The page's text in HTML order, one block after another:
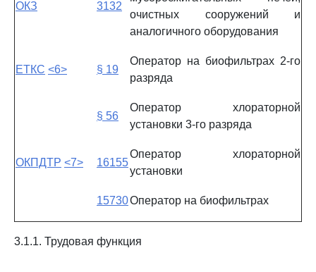
ОКЗ 3132
очистных сооружений и
аналогичного оборудования
ЕТКС <6> § 19
Оператор на биофильтрах 2-го
разряда
§ 56
Оператор хлораторной
установки 3-го разряда
ОКПДТР <7> 16155
Оператор хлораторной
установки
15730Оператор на биофильтрах
3.1.1. Трудовая функция